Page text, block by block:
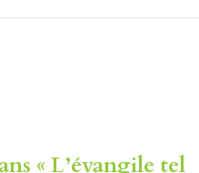
« L’évangile tel